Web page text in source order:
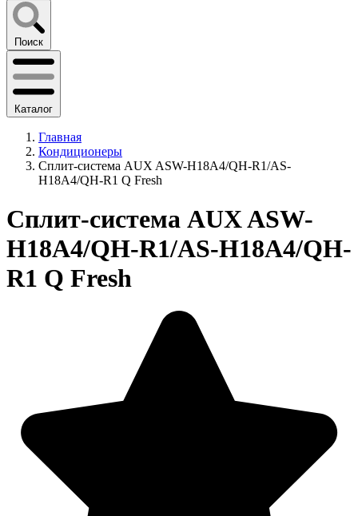
Поиск
Каталог
Главная
Кондиционеры
Сплит-система AUX ASW-H18A4/QH-R1/AS-
H18A4/QH-R1 Q Fresh
Сплит-система AUX ASW-
H18A4/QH-R1/AS-H18A4/QH-
R1 Q Fresh